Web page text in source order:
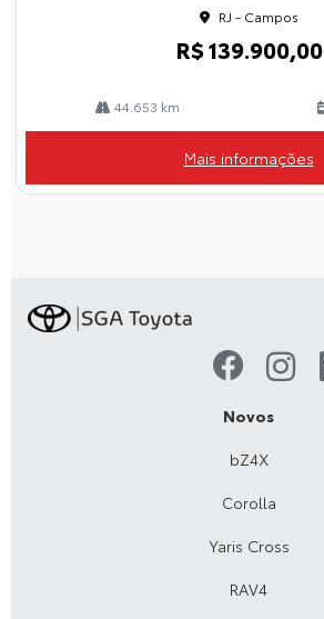
RJ - Campos
R$ 139.900,00
44.653 km
Mais informações
Novos
bZ4X
Corolla
Yaris Cross
RAV4